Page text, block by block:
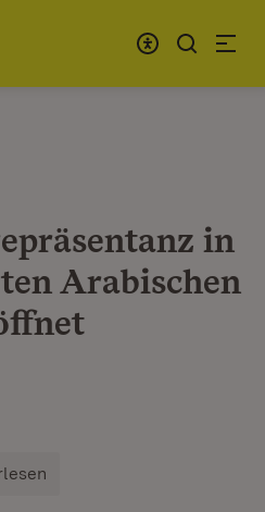
in
Arabischen